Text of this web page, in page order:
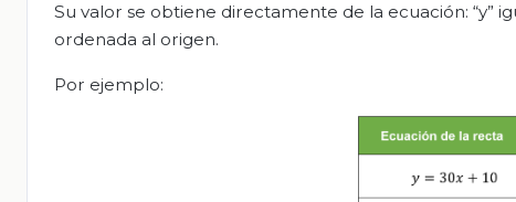
Su valor se obtiene directamente de la ecuación: “y”
ordenada al origen.
Por ejemplo: